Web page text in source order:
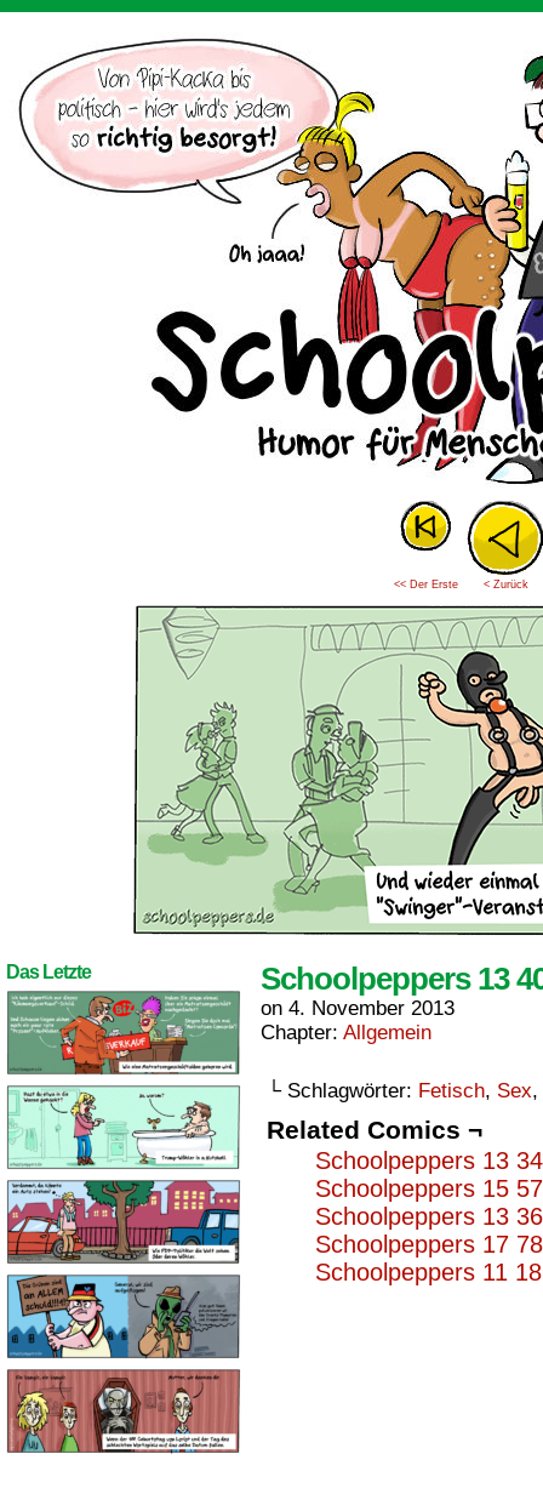
<< Der Erste < Zurück
Das Letzte Schoolpeppers 13
on 4. November 2013
Chapter: Allgemein
└ Schlagwörter: Fetisch, Sex,
Related Comics ¬
Schoolpeppers 13
Schoolpeppers 15
Schoolpeppers 13
Schoolpeppers 17
Schoolpeppers 11